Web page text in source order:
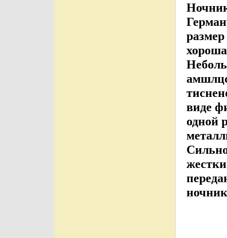
виде
одной